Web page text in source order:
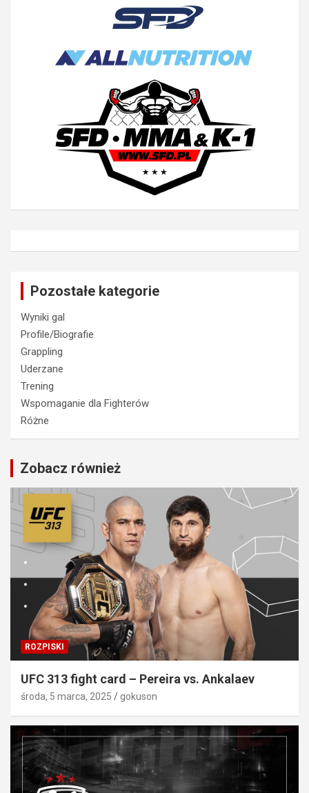
Pozostałe kategorie
Wyniki gal
Profile/Biografie
Grappling
Uderzane
Trening
Wspomaganie dla Fighterów
Różne
Zobacz również
ROZPISKI
UFC 313 fight card – Pereira vs. Ankalaev
środa, 5 marca, 2025 gokuson